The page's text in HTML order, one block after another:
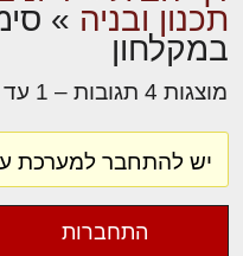
תכנון ובניה »
במקלחון
מוצגות 4 תגובות – 1 עד 4 (מתוך 4 סה״כ)
יש להתחבר למערכת
התחברות